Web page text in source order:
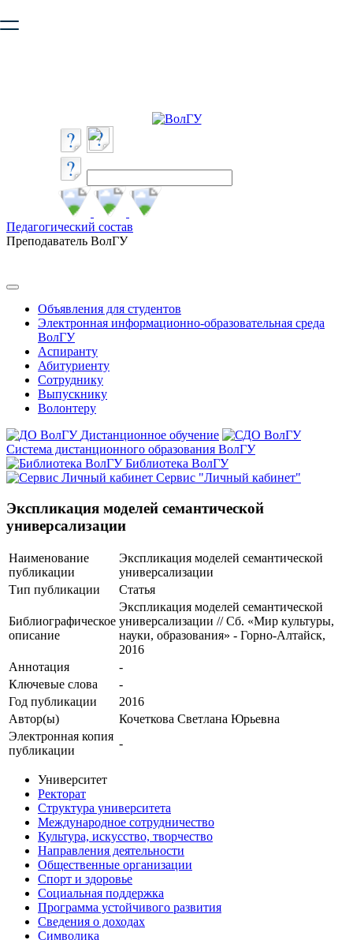
безопасную работу с сайтом. Пожалуйста
Педагогический состав
Преподаватель ВолГУ
Объявления для студентов
Электронная информационно-образовательная среда
ВолГУ
Аспиранту
Абитуриенту
Сотруднику
Выпускнику
Волонтеру
Дистанционное обучение
Система дистанционного образования ВолГУ
Библиотека ВолГУ
Сервис "Личный кабинет"
Экспликация моделей семантической
универсализации
Наименование
публикации
Экспликация моделей семантической
универсализации
Тип публикации
Статья
Библиографическое
описание
Экспликация моделей семантической
универсализации // Сб. «Мир культуры,
науки, образования» - Горно-Алтайск,
2016
Аннотация
-
Ключевые cлова
-
Год публикации
2016
Автор(ы)
Кочеткова Светлана Юрьевна
Электронная копия
публикации
-
Университет
Ректорат
Структура университета
Международное сотрудничество
Культура, искусство, творчество
Направления деятельности
Общественные организации
Спорт и здоровье
Социальная поддержка
Программа устойчивого развития
Сведения о доходах
Символика